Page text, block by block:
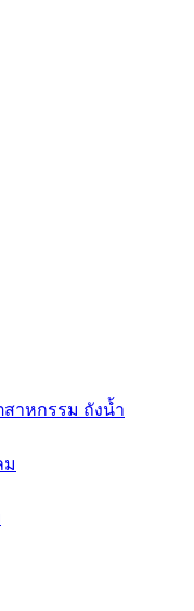
าหกรรม ถังน้ำ
ม